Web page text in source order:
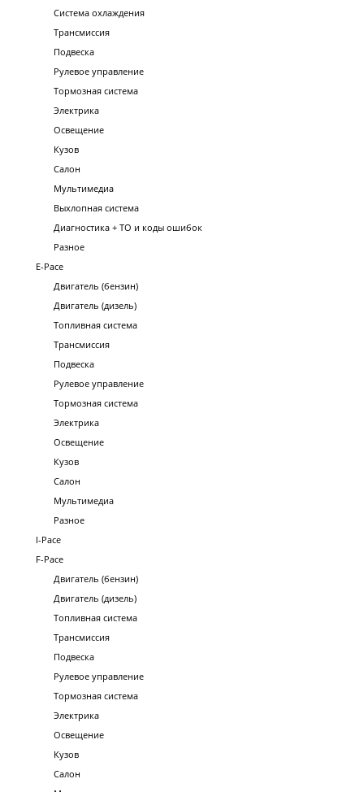
Система охлаждения
Трансмиссия
Подвеска
Рулевое управление
Тормозная система
Электрика
Освещение
Кузов
Салон
Мультимедиа
Выхлопная система
Диагностика + ТО и коды ошибок
Разное
E-Pace
Двигатель (бензин)
Двигатель (дизель)
Топливная система
Трансмиссия
Подвеска
Рулевое управление
Тормозная система
Электрика
Освещение
Кузов
Салон
Мультимедиа
Разное
I-Pace
F-Pace
Двигатель (бензин)
Двигатель (дизель)
Топливная система
Трансмиссия
Подвеска
Рулевое управление
Тормозная система
Электрика
Освещение
Кузов
Салон